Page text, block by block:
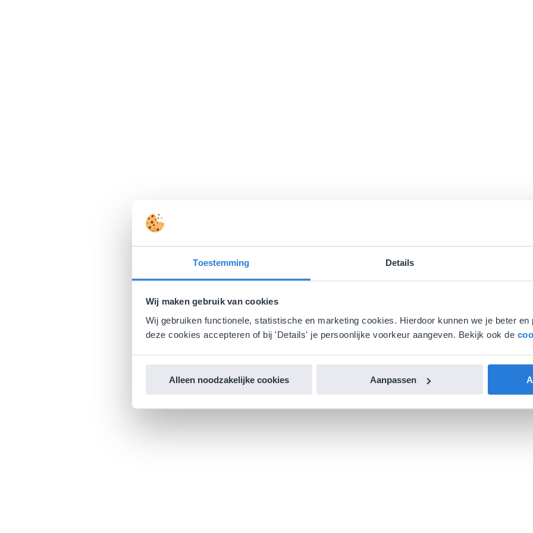
Toestemming Details
Wij maken gebruik van cookies
Wij gebruiken functionele, statistische en marketing cookies. Hierdoor kunnen we je beter
deze cookies accepteren of bij 'Details' je persoonlijke voorkeur aangeven. Bekijk ook de
Alleen noodzakelijke cookies Aanpassen